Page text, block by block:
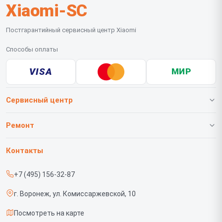
Xiaomi-SC
Постгарантийный сервисный центр Xiaomi
Способы оплаты
VISA МИР
Сервисный центр
О нашем сервисе
Срочный ремонт
Доставка и способы оплаты
Диагностика
Ремонт
Телефонов
Контакты
+7 (495) 156-32-87
г. Воронеж, ул. Комиссаржевской, 10
Посмотреть на карте